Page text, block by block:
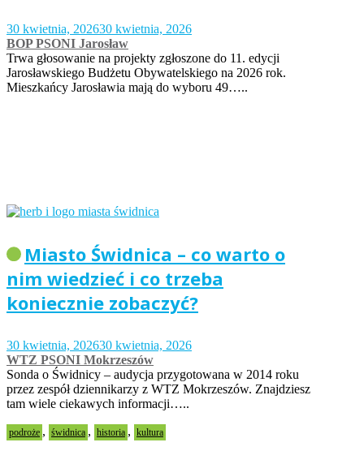
30 kwietnia, 202630 kwietnia, 2026
BOP PSONI Jarosław
Trwa głosowanie na projekty zgłoszone do 11. edycji
Jarosławskiego Budżetu Obywatelskiego na 2026 rok.
Mieszkańcy Jarosławia mają do wyboru 49…..
Miasto Świdnica – co warto o
nim wiedzieć i co trzeba
koniecznie zobaczyć?
30 kwietnia, 202630 kwietnia, 2026
WTZ PSONI Mokrzeszów
Sonda o Świdnicy – audycja przygotowana w 2014 roku
przez zespół dziennikarzy z WTZ Mokrzeszów. Znajdziesz
tam wiele ciekawych informacji…..
podroże , świdnica , historia , kultura